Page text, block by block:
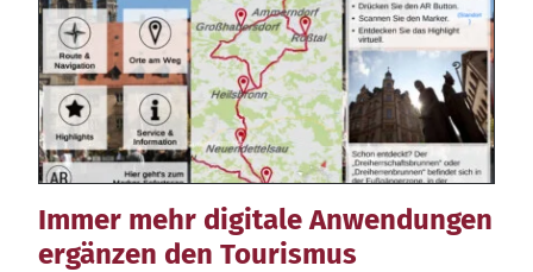
Immer mehr digitale Anwendungen
ergänzen den Tourismus